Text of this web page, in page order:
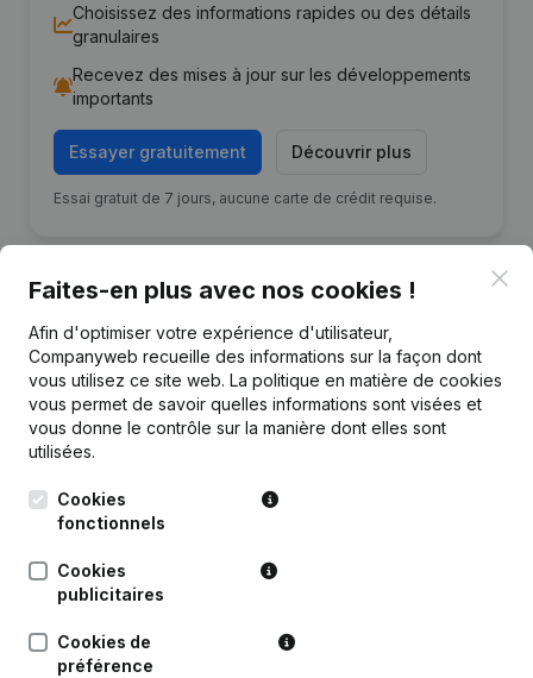
Choisissez des informations rapides ou des détails
granulaires
Recevez des mises à jour sur les développements
importants
Essayer gratuitement Découvrir plus
Essai gratuit de 7 jours, aucune carte de crédit requise.
Publicationsde Mellow Bar
Date Publication
17-04-2025
Personne Morale, Ouverture
Questions fréquemment posées
Faites-en plus avec nos cookies !
Afin d'optimiser votre expérience d'utilisateur,
Companyweb recueille des informations sur la façon dont
vous utilisez ce site web. La politique en matière de cookies
vous permet de savoir quelles informations sont visées et
vous donne le contrôle sur la manière dont elles sont
utilisées.
Cookies
fonctionnels
Cookies
publicitaires
Cookies de
préférence